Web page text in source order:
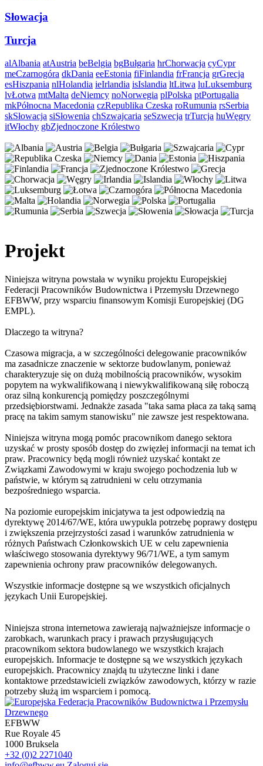
Słowacja
Turcja
alAlbania atAustria beBelgia bgBułgaria hrChorwacja cyCypr
meCzarnogóra dkDania eeEstonia fiFinlandia frFrancja grGrecja
esHiszpania nlHolandia ieIrlandia isIslandia ltLitwa luLuksemburg
lvŁotwa mtMalta deNiemcy noNorwegia plPolska ptPortugalia
mkPółnocna Macedonia czRepublika Czeska roRumunia rsSerbia
skSłowacja siSłowenia chSzwajcaria seSzwecja trTurcja huWęgry
itWłochy gbZjednoczone Królestwo
Projekt
Niniejsza witryna powstała w wyniku projektu Europejskiej
Federacji Pracowników Budownictwa i Przemysłu Drzewnego
EFBWW, przy wsparciu finansowym Komisji Europejskiej (DG
EMPL).
Dlaczego ta witryna?
Czasowa migracja, a w szczególności delegowanie pracowników
ma zasadnicze znaczenie w sektorze budowlanym, ponieważ
charakteryzuje się on dużą mobilnością pracowników, wysokim
popytem na wykwalifikowaną i niewykwalifikowaną siłę roboczą
oraz silną konkurencją pomiędzy poszczególnymi
przedsiębiorstwami. Jednakże zasada "taka sama płaca za taką samą
pracę na takim samym stanowisku" nie zawsze jest respektowana.
Niniejsza witryna mogą pomóc pracownikom danego sektora
uzyskać w prosty sposób dostęp do zwięzłej informacji na temat ich
praw. Pracownicy będą mogli również uzyskać kontakt ze
Związkami Zawodowymi w kraju swojego pochodzenia lub w
państwie, w którym są zatrudnieni w celu otrzymania
bezpośredniego wsparcia.
Na poziomie europejskim inicjatywa ta jest odpowiedzią na
dyrektywę 2014/67/WE, która uwypukla potrzebę poprawy dostępu
i zwiększenia przejrzystości zasad i warunków zatrudnienia w
różnych Państwach Członkowskich UE w celu zapewnienia
właściwego stosowania dyrektywy 96/71/WE, a tym samym
zapewnienia ochrony praw pracowników delegowanych.
Wszystkie informacje dostępne są we wszystkich oficjalnych
językach Unii Europejskiej.
Niniejsza strona internetowa zawierają najważniejsze informacje o
zarobkach, warunkach pracy i prawach przysługujących
pracownikom sektora budowlanego we wszystkich krajach
europejskich. Informacje te dostępne są we wszystkich językach
europejskich. Pracownicy znajdą tu użyteczne linki i dane
kontaktowe przedstawicieli związków zawodowych, którzy w razie
potrzeby służą im wsparciem i pomocą.
EFBWW
Rue Royale 45
1000 Bruksela
+32 (0)2 2271040